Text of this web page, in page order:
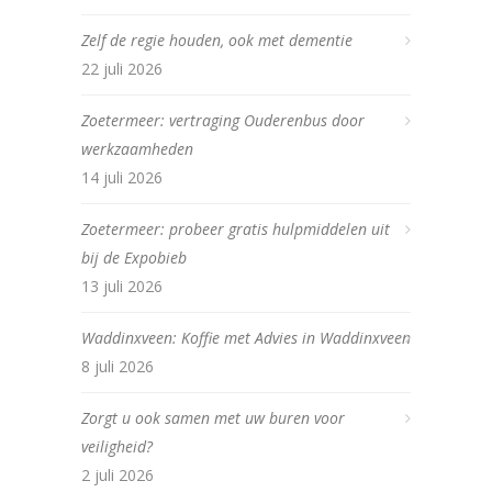
Zelf de regie houden, ook met dementie
22 juli 2026
Zoetermeer: vertraging Ouderenbus door
werkzaamheden
14 juli 2026
Zoetermeer: probeer gratis hulpmiddelen uit
bij de Expobieb
13 juli 2026
Waddinxveen: Koffie met Advies in Waddinxveen
8 juli 2026
Zorgt u ook samen met uw buren voor
veiligheid?
2 juli 2026